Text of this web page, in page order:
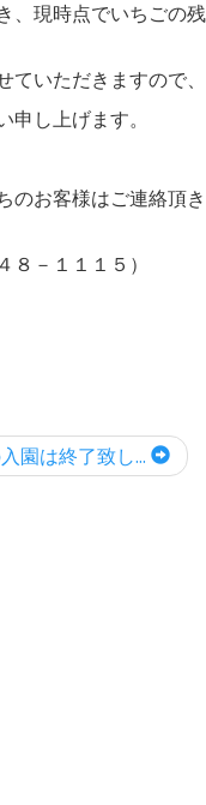
、現時点でいちごの残
いただきますので、
し上げます。
のお客様はご連絡頂き
－１１１５）
園は終了致し...